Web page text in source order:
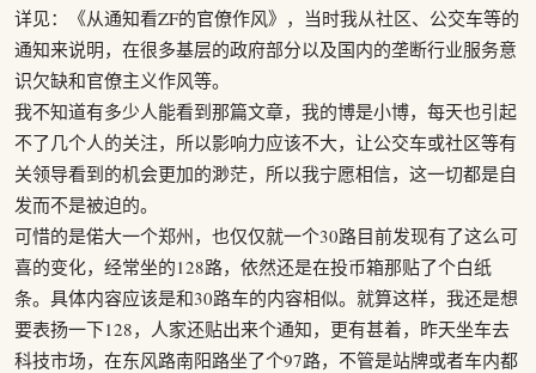
详见：《从通知看ZF的官僚作风》，当时我从社区、公交车等的
通知来说明，在很多基层的政府部分以及国内的垄断行业服务意
识欠缺和官僚主义作风等。
我不知道有多少人能看到那篇文章，我的博是小博，每天也引起
不了几个人的关注，所以影响力应该不大，让公交车或社区等有
关领导看到的机会更加的渺茫，所以我宁愿相信，这一切都是自
发而不是被迫的。
可惜的是偌大一个郑州，也仅仅就一个30路目前发现有了这么可
喜的变化，经常坐的128路，依然还是在投币箱那贴了个白纸
条。具体内容应该是和30路车的内容相似。就算这样，我还是想
要表扬一下128，人家还贴出来个通知，更有甚着，昨天坐车去
科技市场，在东风路南阳路坐了个97路，不管是站牌或者车内都